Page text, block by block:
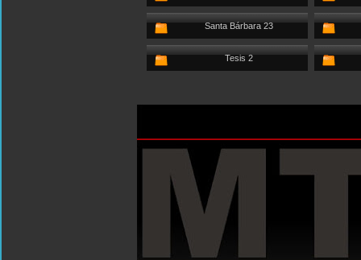
Santa Bárbara 23
Tesis 2